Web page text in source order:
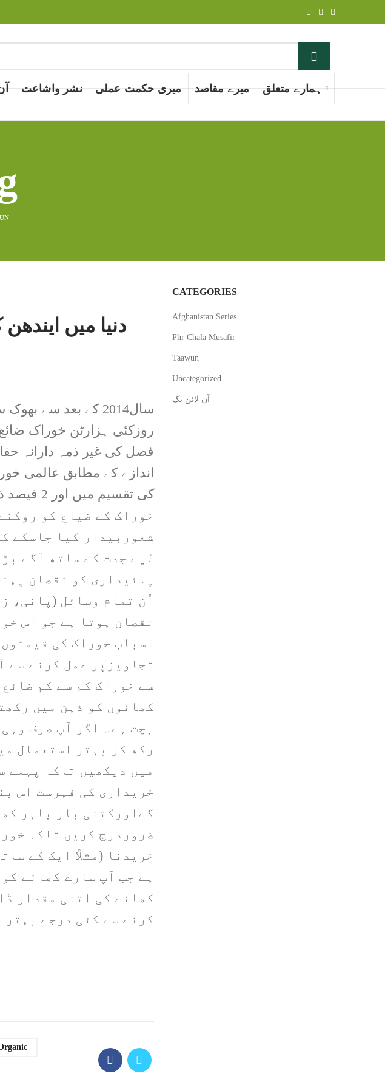
نشر واشاعت میری حکمت عملی میرے مقاصد ہمارے متعلق
دنیا میں
سال2014 کے بعد سے
فصل کی غیر ذمہ دارانہ
خوراک کے ضیاع کو
شعوربیدار کیا جاسکے
لیے جدت کے ساتھ آگے
پائیداری کو نقصان
اُن تمام وسائل (پانی،
نقصان ہوتا ہے جو اس
اسباب خوراک کی
تجاویزپر عمل کرنے سے
سے خوراک کم سے کم
کھانوں کو ذہن میں
بچت ہے۔ اگر آپ صرف
رکھ کر بہتر استعمال
میں دیکھیں تاکہ پہلے
خریداری کی فہرست اس
گےاورکتنی بار باہر
ضروردرج کریں تاکہ
خریدنا (مثلاً ایک کے
ہے جب آپ سارے کھانے
کھانے کی اتنی مقدار
کرنے سے کئی درجے بہتر
CATEGORIES
Afghanistan Series
Phr Chala Musafir
Taawun
Uncategorized
آن لائن بک